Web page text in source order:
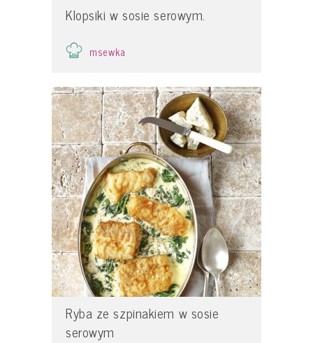
Klopsiki w sosie serowym.
msewka
Ryba ze szpinakiem w sosie
serowym